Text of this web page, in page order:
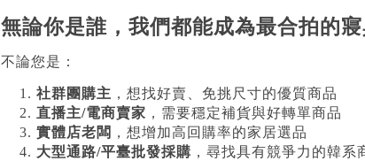
無論你是誰，我們都能成為最合拍的
不論您是：
社群團購主 ，想找好賣、免挑尺寸的優質商品
直播主/電商賣家 ，需要穩定補貨與好轉單商品
實體店老闆 ，想增加高回購率的家居選品
大型通路/平臺批發採購 ，尋找具有競爭力的韓系